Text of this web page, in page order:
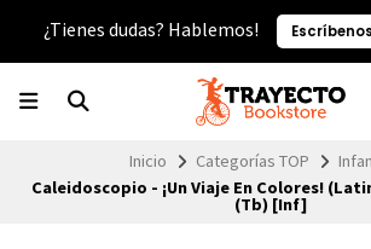
¿Tienes dudas? Hablemos!
Inicio Categorías TOP
Caleidoscopio - ¡Un Viaje En Colores!
(Tb) [Inf]